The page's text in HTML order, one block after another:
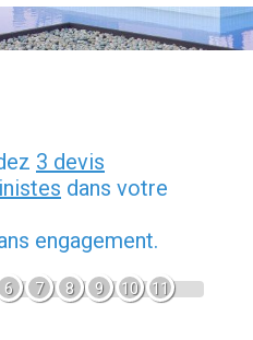
3 devis
dans votre
engagement.
6 7 8 9 10 11